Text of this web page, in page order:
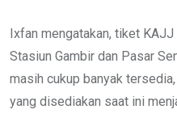
Ixfan mengatakan, tiket
Stasiun Gambir dan Pasar
masih cukup banyak
yang disediakan saat ini